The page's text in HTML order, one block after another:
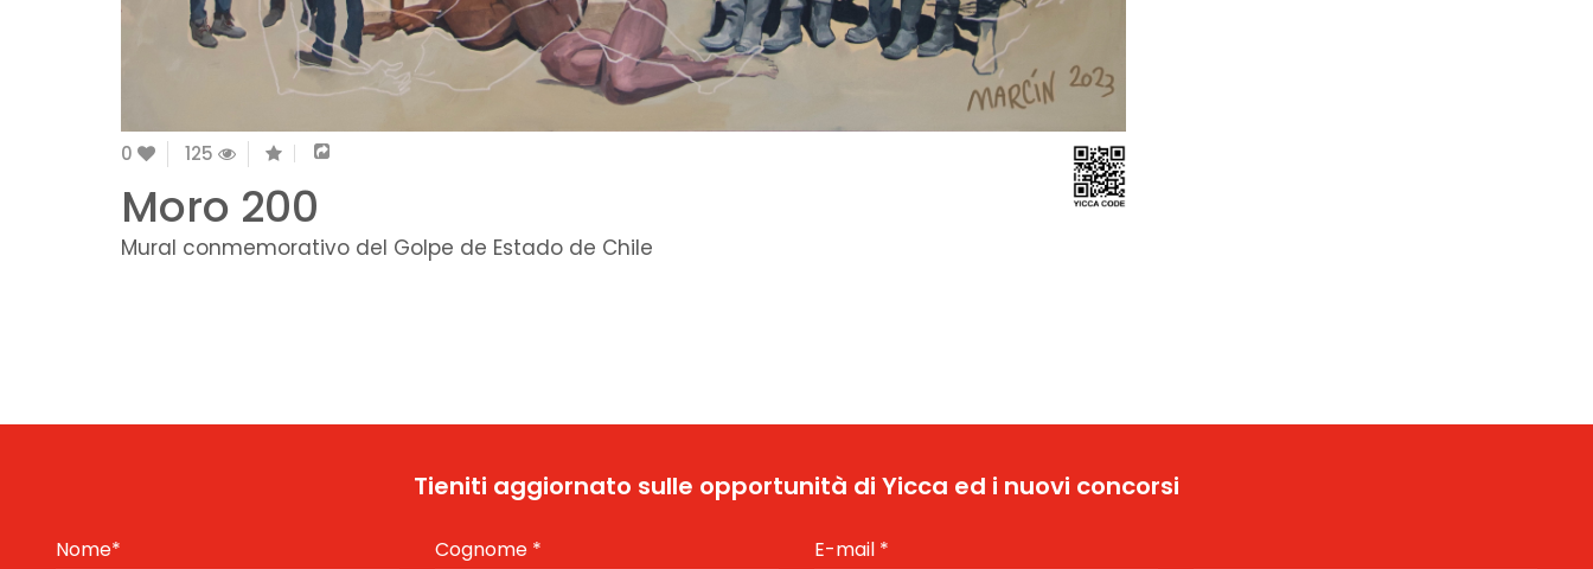
0 125
Moro 200
Mural conmemorativo del Golpe de Estado de Chile
Tieniti aggiornato sulle opportunità di Yicca ed i nuovi concorsi
Nome* Cognome * E-mail *